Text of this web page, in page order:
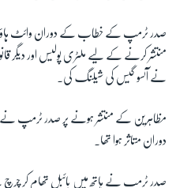
صدر ٹرمپ کے خطاب کے دوران وائٹ
منتشر کرنے کے لیے ملٹری پولیس اور دیگر
نے آنسو گیس کی شیلنگ کی۔
مظاہرین کے منتشر ہونے پر صدر ٹرمپ نے
دوران متاثر ہوا تھا۔
صدر ٹرمپ نے ہاتھ میں بائبل تھام کر چرچ